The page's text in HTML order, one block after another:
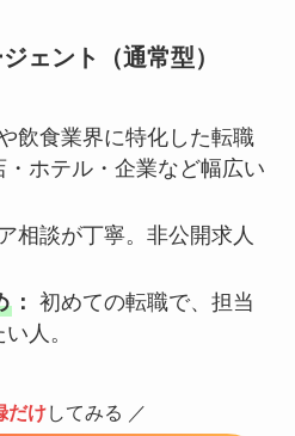
ェント（通常型）
飲食業界に特化した転職
ホテル・企業など幅広い
相談が丁寧。非公開求人
： 初めての転職で、担当
人。
だけしてみる ／